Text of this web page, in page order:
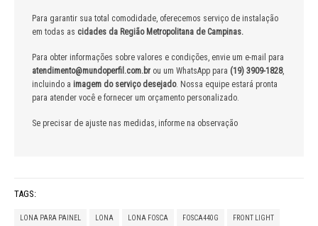
Para garantir sua total comodidade, oferecemos serviço de instalação
em todas as cidades da Região Metropolitana de Campinas.
Para obter informações sobre valores e condições, envie um e-mail para
atendimento@mundoperfil.com.br ou um WhatsApp para (19) 3909-1828,
incluindo a imagem do serviço desejado. Nossa equipe estará pronta
para atender você e fornecer um orçamento personalizado.
Se precisar de ajuste nas medidas, informe na observação
TAGS:
LONA PARA PAINEL LONA LONA FOSCA FOSCA440G FRONT LIGHT